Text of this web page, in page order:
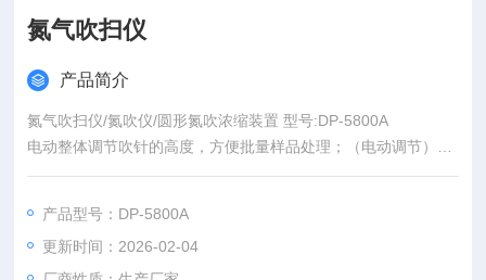
氮气吹扫仪
产品简介
氮气吹扫仪/氮吹仪/圆形氮吹浓缩装置 型号:DP-5800A
电动整体调节吹针的高度，方便批量样品处理；（电动调节）
电动提升样品托盘至水槽之上，便于移出或放入样品；（电动调
样品盘360度任意旋转；
产品型号：DP-5800A
更新时间：2026-02-04